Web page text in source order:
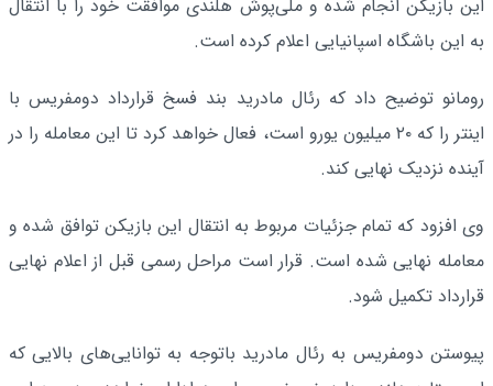
این بازیکن انجام شده و ملی‌پوش هلندی موافقت خود را با انتقال
به این باشگاه اسپانیایی اعلام کرده است.
رومانو توضیح داد که رئال مادرید بند فسخ قرارداد دومفریس با
اینتر را که ۲۰ میلیون یورو است، فعال خواهد کرد تا این معامله را در
آینده نزدیک نهایی کند.
وی افزود که تمام جزئیات مربوط به انتقال این بازیکن توافق شده و
معامله نهایی شده است. قرار است مراحل رسمی قبل از اعلام نهایی
قرارداد تکمیل شود.
پیوستن دومفریس به رئال مادرید باتوجه به توانایی‌های بالایی که